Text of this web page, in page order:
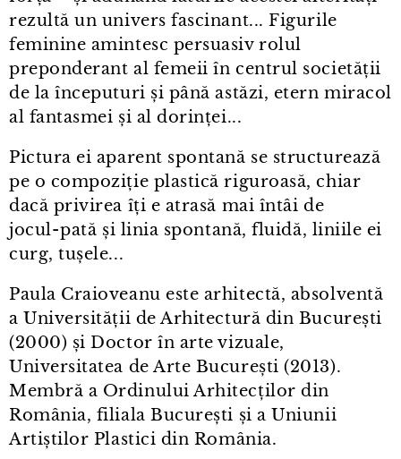
rezultă un univers fascinant... Figurile
feminine amintesc persuasiv rolul
preponderant al femeii în centrul societății
de la începuturi și până astăzi, etern miracol
al fantasmei și al dorinței...
Pictura ei aparent spontană se structurează
pe o compoziție plastică riguroasă, chiar
dacă privirea îți e atrasă mai întâi de
jocul⁠-⁠pată și linia spontană, fluidă, liniile ei
curg, tușele...
Paula Craioveanu este arhitectă, absolventă
a Universității de Arhitectură din București
(2000) și Doctor în arte vizuale,
Universitatea de Arte București (2013).
Membră a Ordinului Arhitecților din
România, filiala București și a Uniunii
Artiștilor Plastici din România.